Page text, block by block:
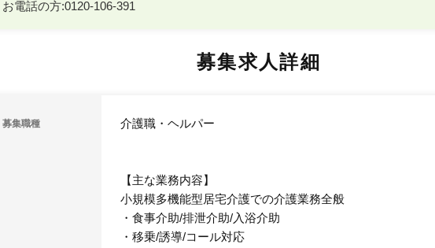
お電話の方:0120-106-391
募集求人詳細
募集職種 介護職・ヘルパー
【主な業務内容】
小規模多機能型居宅介護での介護業務全般
・食事介助/排泄介助/入浴介助
・移乗/誘導/コール対応